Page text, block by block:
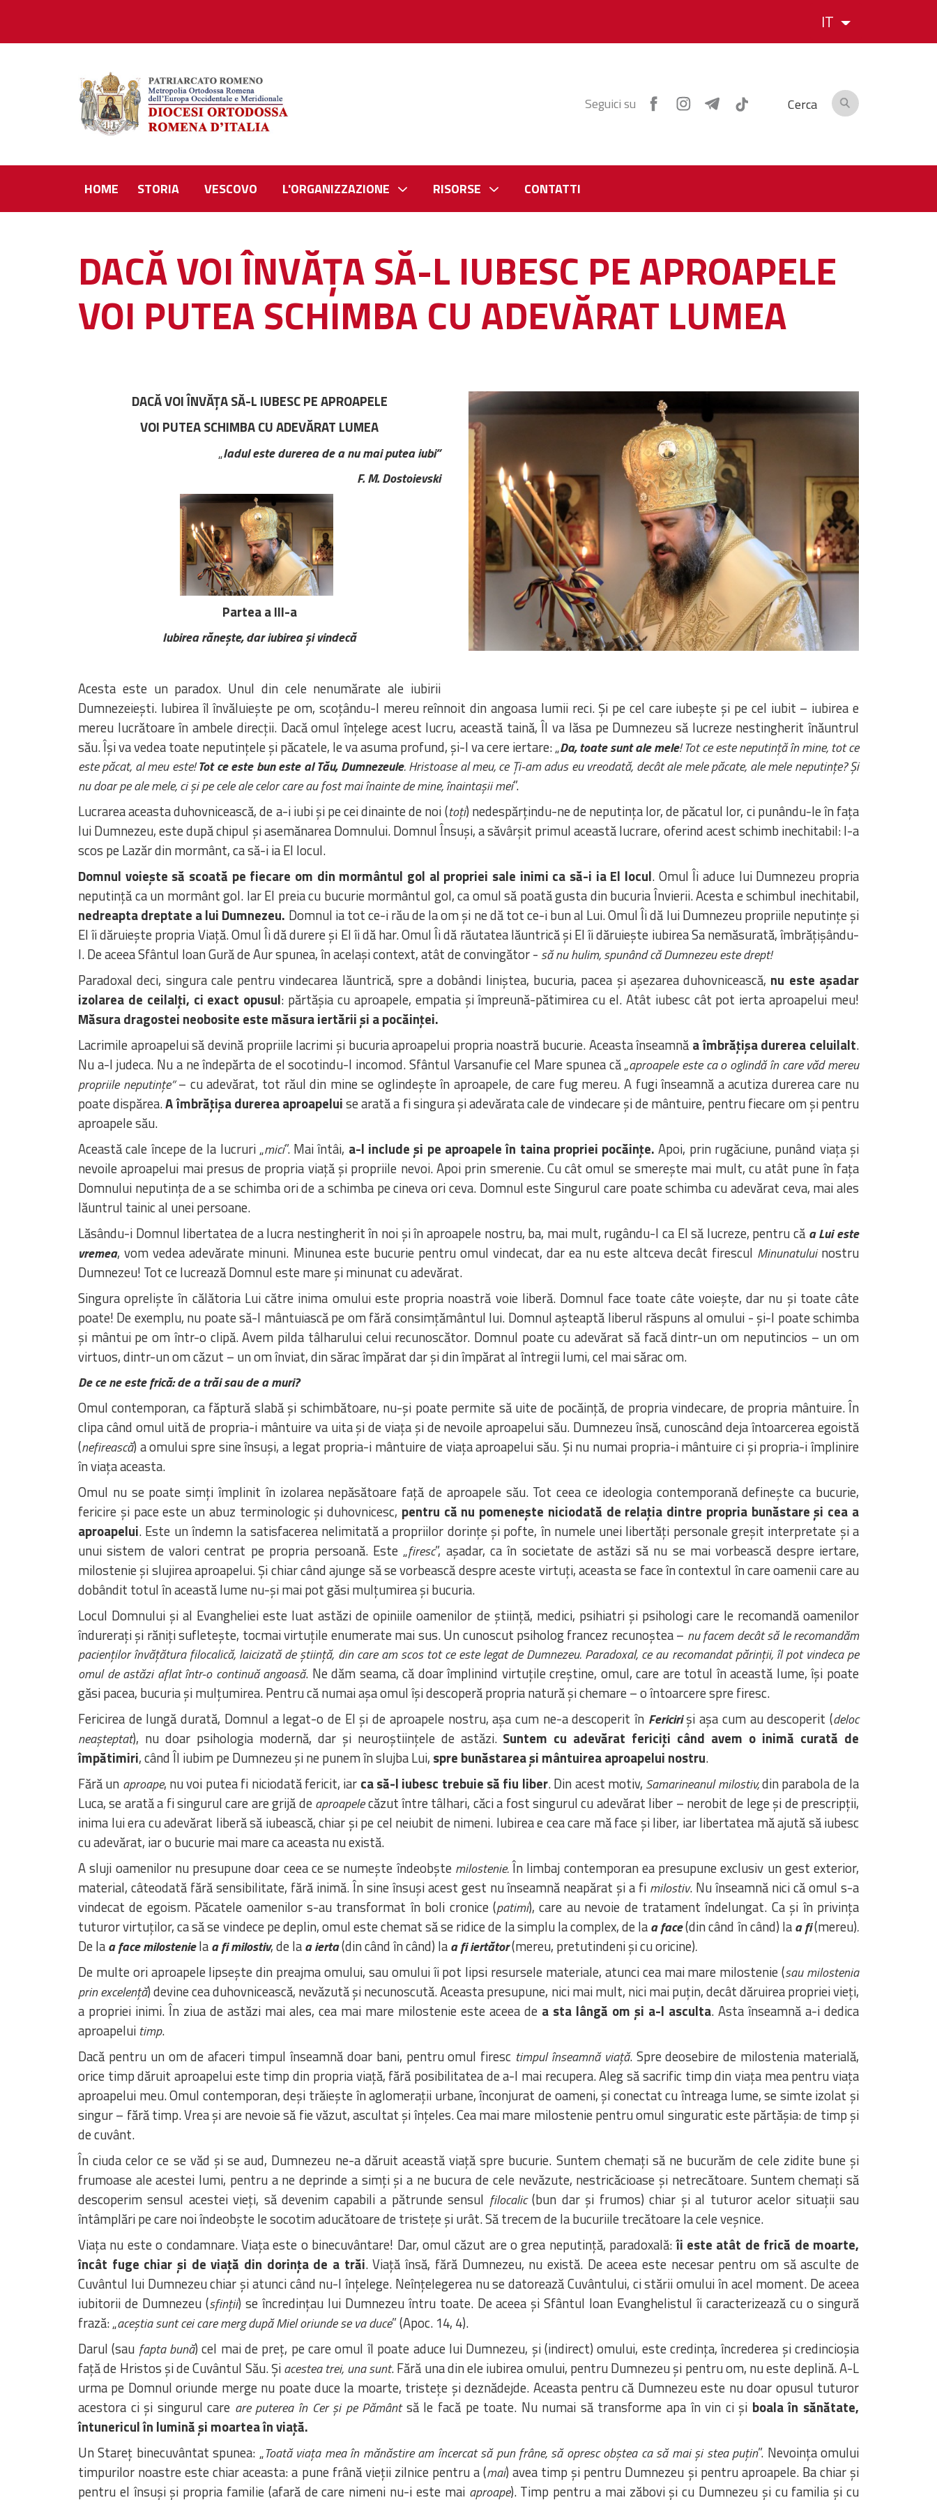
IT
Seguici su Cerca
HOME STORIA VESCOVO L'ORGANIZZAZIONE RISORSE CONTATTI
DACĂ VOI ÎNVĂȚA SĂ-L IUBESC PE APROAPELE
VOI PUTEA SCHIMBA CU ADEVĂRAT LUMEA
DACĂ VOI ÎNVĂȚA SĂ-L IUBESC PE APROAPELE
VOI PUTEA SCHIMBA CU ADEVĂRAT LUMEA
„Iadul este durerea de a nu mai putea iubi”
F. M. Dostoievski
Partea a III-a
Iubirea rănește, dar iubirea și vindecă
Acesta este un paradox. Unul din cele nenumărate ale iubirii
Dumnezeiești. Iubirea îl învăluiește pe om, scoțându-l mereu reînnoit din angoasa lumii reci. Și pe cel care iubește și pe cel iubit – iubirea e
mereu lucrătoare în ambele direcții. Dacă omul înțelege acest lucru, această taină, Îl va lăsa pe Dumnezeu să lucreze nestingherit înăuntrul
său. Își va vedea toate neputințele și păcatele, le va asuma profund, și-I va cere iertare: „Da, toate sunt ale mele! Tot ce este neputință în mine, tot ce
este păcat, al meu este!Tot ce este bun este al Tău, Dumnezeule. Hristoase al meu, ce Ți-am adus eu vreodată, decât ale mele păcate, ale mele neputințe? Și
nu doar pe ale mele, ci și pe cele ale celor care au fost mai înainte de mine, înaintașii mei”.
Lucrarea aceasta duhovnicească, de a-i iubi și pe cei dinainte de noi (toți) nedespărțindu-ne de neputința lor, de păcatul lor, ci punându-le în fața
lui Dumnezeu, este după chipul și asemănarea Domnului. Domnul Însuși, a săvârșit primul această lucrare, oferind acest schimb inechitabil: l-a
scos pe Lazăr din mormânt, ca să-i ia El locul.
Domnul voiește să scoată pe fiecare om din mormântul gol al propriei sale inimi ca să-i ia El locul. Omul Îi aduce lui Dumnezeu propria
neputință ca un mormânt gol. Iar El preia cu bucurie mormântul gol, ca omul să poată gusta din bucuria Învierii. Acesta e schimbul inechitabil,
nedreapta dreptate a lui Dumnezeu. Domnul ia tot ce-i rău de la om și ne dă tot ce-i bun al Lui. Omul Îi dă lui Dumnezeu propriile neputințe și
El îi dăruiește propria Viață. Omul Îi dă durere și El îi dă har. Omul Îi dă răutatea lăuntrică și El îi dăruiește iubirea Sa nemăsurată, îmbrățișându-
l. De aceea Sfântul Ioan Gură de Aur spunea, în același context, atât de convingător - să nu hulim, spunând că Dumnezeu este drept!
Paradoxal deci, singura cale pentru vindecarea lăuntrică, spre a dobândi liniștea, bucuria, pacea și așezarea duhovnicească, nu este așadar
izolarea de ceilalți, ci exact opusul: părtășia cu aproapele, empatia și împreună-pătimirea cu el. Atât iubesc cât pot ierta aproapelui meu!
Măsura dragostei neobosite este măsura iertării și a pocăinței.
Lacrimile aproapelui să devină propriile lacrimi și bucuria aproapelui propria noastră bucurie. Aceasta înseamnă a îmbrățișa durerea celuilalt.
Nu a-l judeca. Nu a ne îndepărta de el socotindu-l incomod. Sfântul Varsanufie cel Mare spunea că „aproapele este ca o oglindă în care văd mereu
propriile neputințe”– cu adevărat, tot răul din mine se oglindește în aproapele, de care fug mereu. A fugi înseamnă a acutiza durerea care nu
poate dispărea.A îmbrățișa durerea aproapeluise arată a fi singura și adevărata cale de vindecare și de mântuire, pentru fiecare om și pentru
aproapele său.
Această cale începe de la lucruri „mici”. Mai întâi, a-l include și pe aproapele în taina propriei pocăințe. Apoi, prin rugăciune, punând viața și
nevoile aproapelui mai presus de propria viață și propriile nevoi. Apoi prin smerenie. Cu cât omul se smerește mai mult, cu atât pune în fața
Domnului neputința de a se schimba ori de a schimba pe cineva ori ceva. Domnul este Singurul care poate schimba cu adevărat ceva, mai ales
lăuntrul tainic al unei persoane.
Lăsându-i Domnul libertatea de a lucra nestingherit în noi și în aproapele nostru, ba, mai mult, rugându-l ca El să lucreze, pentru că a Lui este
vremea, vom vedea adevărate minuni. Minunea este bucurie pentru omul vindecat, dar ea nu este altceva decât firescul Minunatuluinostru
Dumnezeu! Tot ce lucrează Domnul este mare și minunat cu adevărat.
Singura opreliște în călătoria Lui către inima omului este propria noastră voie liberă. Domnul face toate câte voiește, dar nu și toate câte
poate! De exemplu, nu poate să-l mântuiască pe om fără consimțământul lui. Domnul așteaptă liberul răspuns al omului - și-l poate schimba
și mântui pe om într-o clipă. Avem pilda tâlharului celui recunoscător. Domnul poate cu adevărat să facă dintr-un om neputincios – un om
virtuos, dintr-un om căzut – un om înviat, din sărac împărat dar și din împărat al întregii lumi, cel mai sărac om.
De ce ne este frică: de a trăi sau de a muri?
Omul contemporan, ca făptură slabă și schimbătoare, nu-și poate permite să uite de pocăință, de propria vindecare, de propria mântuire. În
clipa când omul uită de propria-i mântuire va uita și de viața și de nevoile aproapelui său. Dumnezeu însă, cunoscând deja întoarcerea egoistă
(nefirească) a omului spre sine însuși, a legat propria-i mântuire de viața aproapelui său. Și nu numai propria-i mântuire ci și propria-i împlinire
în viața aceasta.
Omul nu se poate simți împlinit în izolarea nepăsătoare față de aproapele său. Tot ceea ce ideologia contemporană definește ca bucurie,
fericire și pace este un abuz terminologic și duhovnicesc, pentru că nu pomenește niciodată de relația dintre propria bunăstare și cea a
aproapelui. Este un îndemn la satisfacerea nelimitată a propriilor dorințe și pofte, în numele unei libertăți personale greșit interpretate și a
unui sistem de valori centrat pe propria persoană. Este „firesc”, așadar, ca în societate de astăzi să nu se mai vorbească despre iertare,
milostenie și slujirea aproapelui. Și chiar când ajunge să se vorbească despre aceste virtuți, aceasta se face în contextul în care oamenii care au
dobândit totul în această lume nu-și mai pot găsi mulțumirea și bucuria.
Locul Domnului și al Evangheliei este luat astăzi de opiniile oamenilor de știință, medici, psihiatri și psihologi care le recomandă oamenilor
îndurerați și răniți sufletește, tocmai virtuțile enumerate mai sus. Un cunoscut psiholog francez recunoștea – nu facem decât să le recomandăm
pacienților învățătura filocalică, laicizată de știință, din care am scos tot ce este legat de Dumnezeu. Paradoxal, ce au recomandat părinții, îl pot vindeca pe
omul de astăzi aflat într-o continuă angoasă. Ne dăm seama, că doar împlinind virtuțile creștine, omul, care are totul în această lume, își poate
găsi pacea, bucuria și mulțumirea. Pentru că numai așa omul își descoperă propria natură și chemare – o întoarcere spre firesc.
Fericirea de lungă durată, Domnul a legat-o de El și de aproapele nostru, așa cum ne-a descoperit în Fericiriși așa cum au descoperit (deloc
neașteptat), nu doar psihologia modernă, dar și neuroștiințele de astăzi. Suntem cu adevărat fericiți când avem o inimă curată de
împătimiri, când Îl iubim pe Dumnezeu și ne punem în slujba Lui, spre bunăstarea și mântuirea aproapelui nostru.
Fără un aproape, nu voi putea fi niciodată fericit, iar ca să-l iubesc trebuie să fiu liber. Din acest motiv, Samarineanul milostiv,din parabola de la
Luca, se arată a fi singurul care are grijă deaproapelecăzut între tâlhari, căci a fost singurul cu adevărat liber – nerobit de lege și de prescripții,
inima lui era cu adevărat liberă să iubească, chiar și pe cel neiubit de nimeni. Iubirea e cea care mă face și liber, iar libertatea mă ajută să iubesc
cu adevărat, iar o bucurie mai mare ca aceasta nu există.
A sluji oamenilor nu presupune doar ceea ce se numește îndeobște milostenie.În limbaj contemporan ea presupune exclusiv un gest exterior,
material, câteodată fără sensibilitate, fără inimă. În sine însuși acest gest nu înseamnă neapărat și a fi milostiv. Nu înseamnă nici că omul s-a
vindecat de egoism. Păcatele oamenilor s-au transformat în boli cronice (patimi), care au nevoie de tratament îndelungat. Ca și în privința
tuturor virtuților, ca să se vindece pe deplin, omul este chemat să se ridice de la simplu la complex, de laa face(din când în când) laa fi(mereu).
De laa face milostenielaa fi milostiv, de laa ierta(din când în când) laa fi iertător(mereu, pretutindeni și cu oricine).
De multe ori aproapele lipsește din preajma omului, sau omului îi pot lipsi resursele materiale, atunci cea mai mare milostenie (sau milostenia
prin excelență) devine cea duhovnicească, nevăzută și necunoscută. Aceasta presupune, nici mai mult, nici mai puțin, decât dăruirea propriei vieți,
a propriei inimi. În ziua de astăzi mai ales, cea mai mare milostenie este aceea de a sta lângă om și a-l asculta. Asta înseamnă a-i dedica
aproapelui timp.
Dacă pentru un om de afaceri timpul înseamnă doar bani, pentru omul firesc timpul înseamnă viață. Spre deosebire de milostenia materială,
orice timp dăruit aproapelui este timp din propria viață, fără posibilitatea de a-l mai recupera. Aleg să sacrific timp din viața mea pentru viața
aproapelui meu. Omul contemporan, deși trăiește în aglomerații urbane, înconjurat de oameni, și conectat cu întreaga lume, se simte izolat și
singur – fără timp. Vrea și are nevoie să fie văzut, ascultat și înțeles. Cea mai mare milostenie pentru omul singuratic este părtășia: de timp și
de cuvânt.
În ciuda celor ce se văd și se aud, Dumnezeu ne-a dăruit această viață spre bucurie. Suntem chemați să ne bucurăm de cele zidite bune și
frumoase ale acestei lumi, pentru a ne deprinde a simți și a ne bucura de cele nevăzute, nestricăcioase și netrecătoare. Suntem chemați să
descoperim sensul acestei vieți, să devenim capabili a pătrunde sensul filocalic(bun dar și frumos) chiar și al tuturor acelor situații sau
întâmplări pe care noi îndeobște le socotim aducătoare de tristețe și urât. Să trecem de la bucuriile trecătoare la cele veșnice.
Viața nu este o condamnare. Viața este o binecuvântare! Dar, omul căzut are o grea neputință, paradoxală:îi este atât de frică de moarte,
încât fuge chiar și de viață din dorința de a trăi. Viață însă, fără Dumnezeu, nu există. De aceea este necesar pentru om să asculte de
Cuvântul lui Dumnezeu chiar și atunci când nu-l înțelege. Neînțelegerea nu se datorează Cuvântului, ci stării omului în acel moment. De aceea
iubitorii de Dumnezeu (sfinții) se încredințau lui Dumnezeu întru toate. De aceea și Sfântul Ioan Evanghelistul îi caracterizează cu o singură
frază: „aceștia sunt cei care merg după Miel oriunde se va duce” (Apoc. 14, 4).
Darul (sau fapta bună) cel mai de preț, pe care omul îl poate aduce lui Dumnezeu, și (indirect) omului, este credința, încrederea și credincioșia
față de Hristos și de Cuvântul Său. Șiacestea trei, una sunt. Fără una din ele iubirea omului, pentru Dumnezeu și pentru om, nu este deplină. A-L
urma pe Domnul oriunde merge nu poate duce la moarte, tristețe și deznădejde. Aceasta pentru că Dumnezeu este nu doar opusul tuturor
acestora ci și singurul care are puterea în Cer și pe Pământsă le facă pe toate. Nu numai să transforme apa în vin ci și boala în sănătate,
întunericul în lumină și moartea în viață.
Un Stareț binecuvântat spunea: „Toată viața mea în mănăstire am încercat să pun frâne, să opresc obștea ca să mai și stea puțin”. Nevoința omului
timpurilor noastre este chiar aceasta: a pune frână vieții zilnice pentru a (mai) avea timp și pentru Dumnezeu și pentru aproapele. Ba chiar și
pentru el însuși și propria familie (afară de care nimeni nu-i este mai aproape). Timp pentru a mai zăbovi și cu Dumnezeu și cu familia și cu